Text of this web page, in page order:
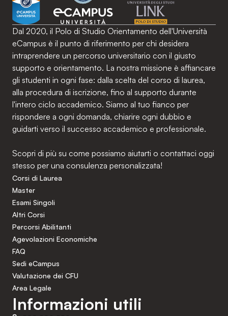
Dal 2020, il Polo di Studio Orientamento dell'Università
eCampus è il punto di riferimento per chi desidera
intraprendere un percorso universitario con il giusto
supporto e orientamento. La nostra missione è affiancare
gli studenti in ogni fase: dalla scelta del corso di laurea,
alla procedura di iscrizione, fino al supporto durante
l'intero ciclo accademico. Siamo al tuo fianco per
rispondere a ogni domanda, chiarire ogni dubbio e
guidarti verso il successo accademico e professionale.
Scopri di più su come possiamo aiutarti o contattaci oggi
stesso per una consulenza personalizzata!
Corsi di Laurea
Master
Esami Singoli
Altri Corsi
Percorsi Abilitanti
Agevolazioni Economiche
FAQ
Sedi eCampus
Valutazione dei CFU
Area Legale
Informazioni utili